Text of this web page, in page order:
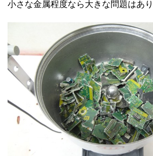
小さな金属程度なら大きな問題はあり